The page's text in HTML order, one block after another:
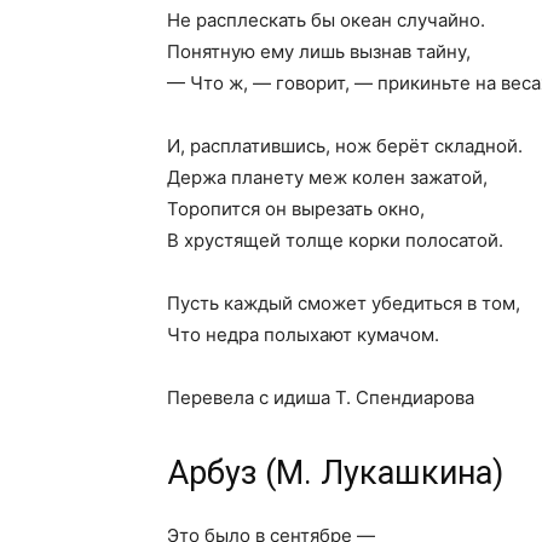
Не расплескать бы океан случайно.
Понятную ему лишь вызнав тайну,
— Что ж, — говорит, — прикиньте на
И, расплатившись, нож берёт складной.
Держа планету меж колен зажатой,
Торопится он вырезать окно,
В хрустящей толще корки полосатой.
Пусть каждый сможет убедиться в том,
Что недра полыхают кумачом.
Перевела с идиша Т. Спендиарова
Арбуз (М. Лукашкина)
Это было в сентябре —